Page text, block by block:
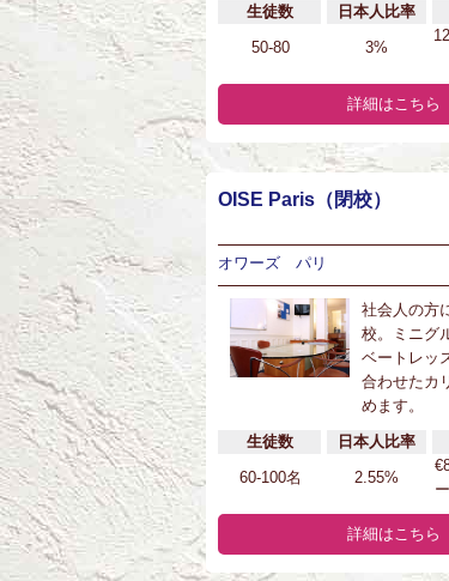
生徒数
日本人比率
50-80
3%
詳細はこちら
OISE Paris（閉校）
オワーズ パリ
社会人の方
校。ミニグ
ベートレッ
合わせたカ
めます。
生徒数
日本人比率
60-100名
2.55%
詳細はこちら